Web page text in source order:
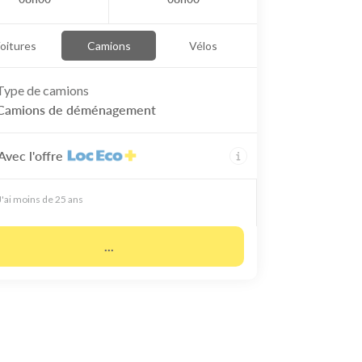
Camions Vélos
decamions
de déménagement
l'offre
moins de 25 ans